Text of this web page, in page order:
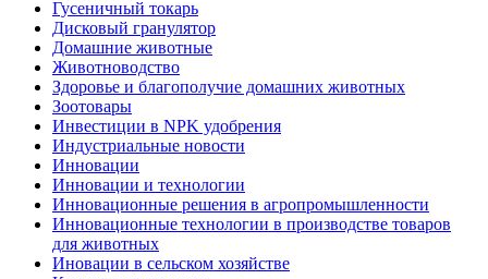
Гусеничный токарь
Дисковый гранулятор
Домашние животные
Животноводство
Здоровье и благополучие домашних животных
Зоотовары
Инвестиции в NPK удобрения
Индустриальные новости
Инновации
Инновации и технологии
Инновационные решения в агропромышленности
Инновационные технологии в производстве товаров
для животных
Иновации в сельском хозяйстве